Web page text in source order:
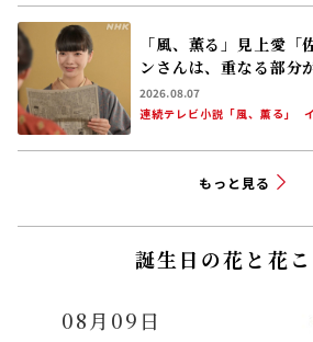
「風、薫る」見上愛
ンさんは、重なる部分
2026.08.07
連続テレビ小説「風、薫る」
もっと見る
誕生日の花と花
08月09日